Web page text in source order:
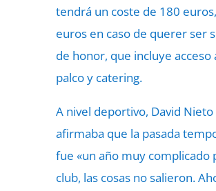
tendrá un coste de 180
euros en caso de querer ser
de honor, que incluye acceso
palco y catering.
A nivel deportivo, David Nieto
afirmaba que la pasada
fue «un año muy complicado
club, las cosas no salieron.